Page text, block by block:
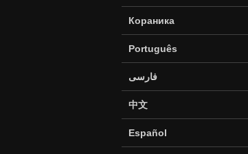
Кораника
Português
فارسی
中文
Español